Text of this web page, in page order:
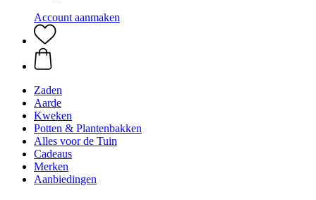
Account aanmaken
Zaden
Aarde
Kweken
Potten & Plantenbakken
Alles voor de Tuin
Cadeaus
Merken
Aanbiedingen